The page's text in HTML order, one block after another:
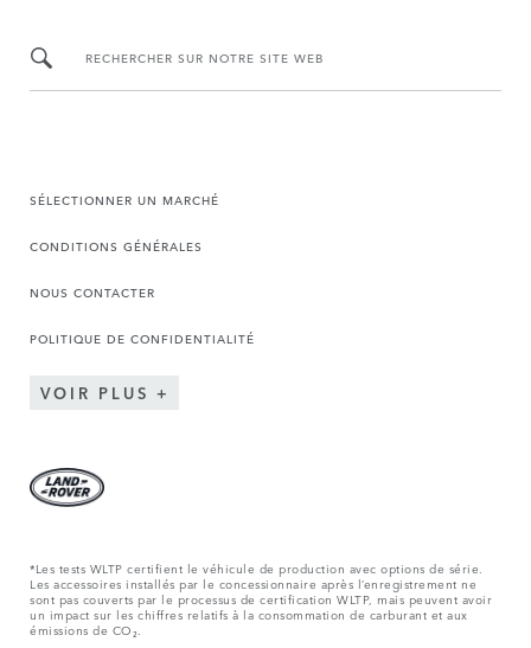
RECHERCHER SUR NOTRE SITE WEB
SÉLECTIONNER UN MARCHÉ
CONDITIONS GÉNÉRALES
NOUS CONTACTER
POLITIQUE DE CONFIDENTIALITÉ
VOIR PLUS
*Les tests WLTP certifient le véhicule de production avec options de série.
Les accessoires installés par le concessionnaire après l’enregistrement ne
sont pas couverts par le processus de certification WLTP, mais peuvent avoir
un impact sur les chiffres relatifs à la consommation de carburant et aux
émissions de CO₂.